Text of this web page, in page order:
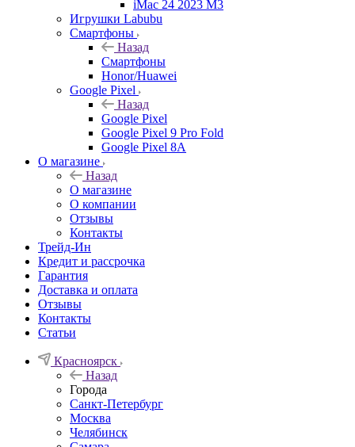
iMac 24 2023 M3
Игрушки Labubu
Смартфоны
Назад
Смартфоны
Honor/Huawei
Google Pixel
Назад
Google Pixel
Google Pixel 9 Pro Fold
Google Pixel 8A
О магазине
Назад
О магазине
О компании
Отзывы
Контакты
Трейд-Ин
Кредит и рассрочка
Гарантия
Доставка и оплата
Отзывы
Контакты
Статьи
Красноярск
Назад
Города
Санкт-Петербург
Москва
Челябинск